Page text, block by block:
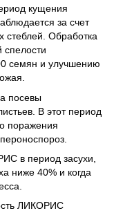
кущения
за счет
стеблей. Обработка
спелости
семян и улучшению
посевы
В этот период
поражения
в период засухи,
ниже 40% и когда
ЛИКОРИС